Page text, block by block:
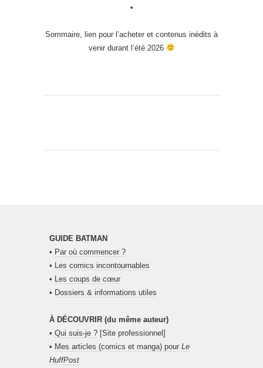
•
Sommaire, lien pour l’acheter et contenus inédits à
venir durant l’été 2026
GUIDE BATMAN
• Par où commencer ?
• Les comics incontournables
• Les coups de cœur
• Dossiers & informations utiles
À DÉCOUVRIR (du même auteur)
• Qui suis-je ? [Site professionnel]
• Mes articles (comics et manga) pour Le
HuffPost